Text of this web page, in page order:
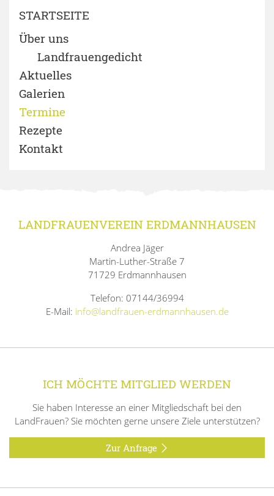
STARTSEITE
Über uns
Landfrauengedicht
Aktuelles
Galerien
Termine
Rezepte
Kontakt
LANDFRAUENVEREIN ERDMANNHAUSEN
Andrea Jäger
Martin-Luther-Straße 7
71729 Erdmannhausen
Telefon: 07144/36994
E-Mail: info@landfrauen-erdmannhausen.de
ICH MÖCHTE MITGLIED WERDEN
Sie haben Interesse an einer Mitgliedschaft bei den
LandFrauen? Sie möchten gerne unsere Ziele unterstützen?
Zur Anfrage